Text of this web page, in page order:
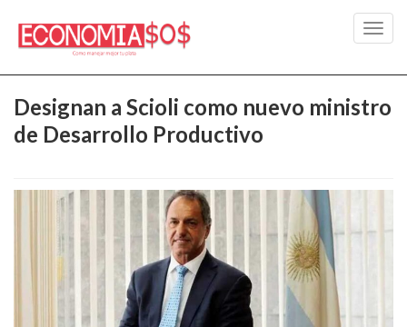
Designan a Scioli como nuevo ministro
de Desarrollo Productivo